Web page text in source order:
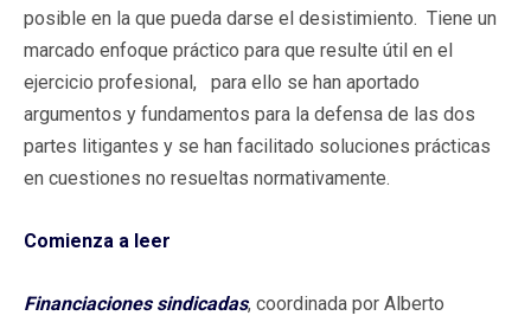
posible en la que pueda darse el desistimiento. Tiene un
marcado enfoque práctico para que resulte útil en el
ejercicio profesional, para ello se han aportado
argumentos y fundamentos para la defensa de las dos
partes litigantes y se han facilitado soluciones prácticas
en cuestiones no resueltas normativamente.
Comienza a leer
Financiaciones sindicadas, coordinada por Alberto